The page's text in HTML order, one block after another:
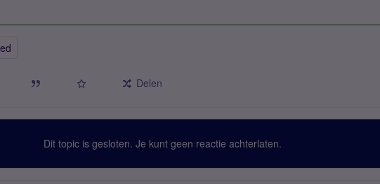
Delen
Dit topic is gesloten. Je kunt geen reactie achterlaten.